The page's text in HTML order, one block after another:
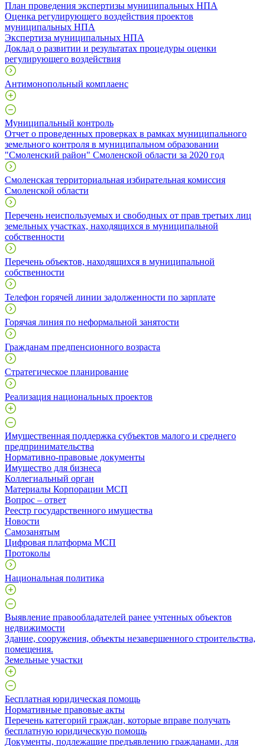
План проведения экспертизы муниципальных НПА
Оценка регулирующего воздействия проектов
муниципальных НПА
Экспертиза муниципальных НПА
Доклад о развитии и результатах процедуры оценки
регулирующего воздействия
Антимонопольный комплаенс
Муниципальный контроль
Отчет о проведенных проверках в рамках муниципального
земельного контроля в муниципальном образовании
"Смоленский район" Смоленской области за 2020 год
Смоленская территориальная избирательная комиссия
Смоленской области
Перечень неиспользуемых и свободных от прав третьих лиц
земельных участках, находящихся в муниципальной
собственности
Перечень объектов, находящихся в муниципальной
собственности
Телефон горячей линии задолженности по зарплате
Горячая линия по неформальной занятости
Гражданам предпенсионного возраста
Стратегическое планирование
Реализация национальных проектов
Имущественная поддержка субъектов малого и среднего
предпринимательства
Нормативно-правовые документы
Имущество для бизнеса
Коллегиальный орган
Материалы Корпорации МСП
Вопрос – ответ
Реестр государственного имущества
Новости
Самозанятым
Цифровая платформа МСП
Протоколы
Национальная политика
Выявление правообладателей ранее учтенных объектов
недвижимости
​Здание, сооружения, объекты незавершенного строительства,
помещения.
Земельные участки
Бесплатная юридическая помощь
Нормативные правовые акты
Перечень категорий граждан, которые вправе получать
бесплатную юридическую помощь
Документы, подлежащие предъявлению гражданами, для